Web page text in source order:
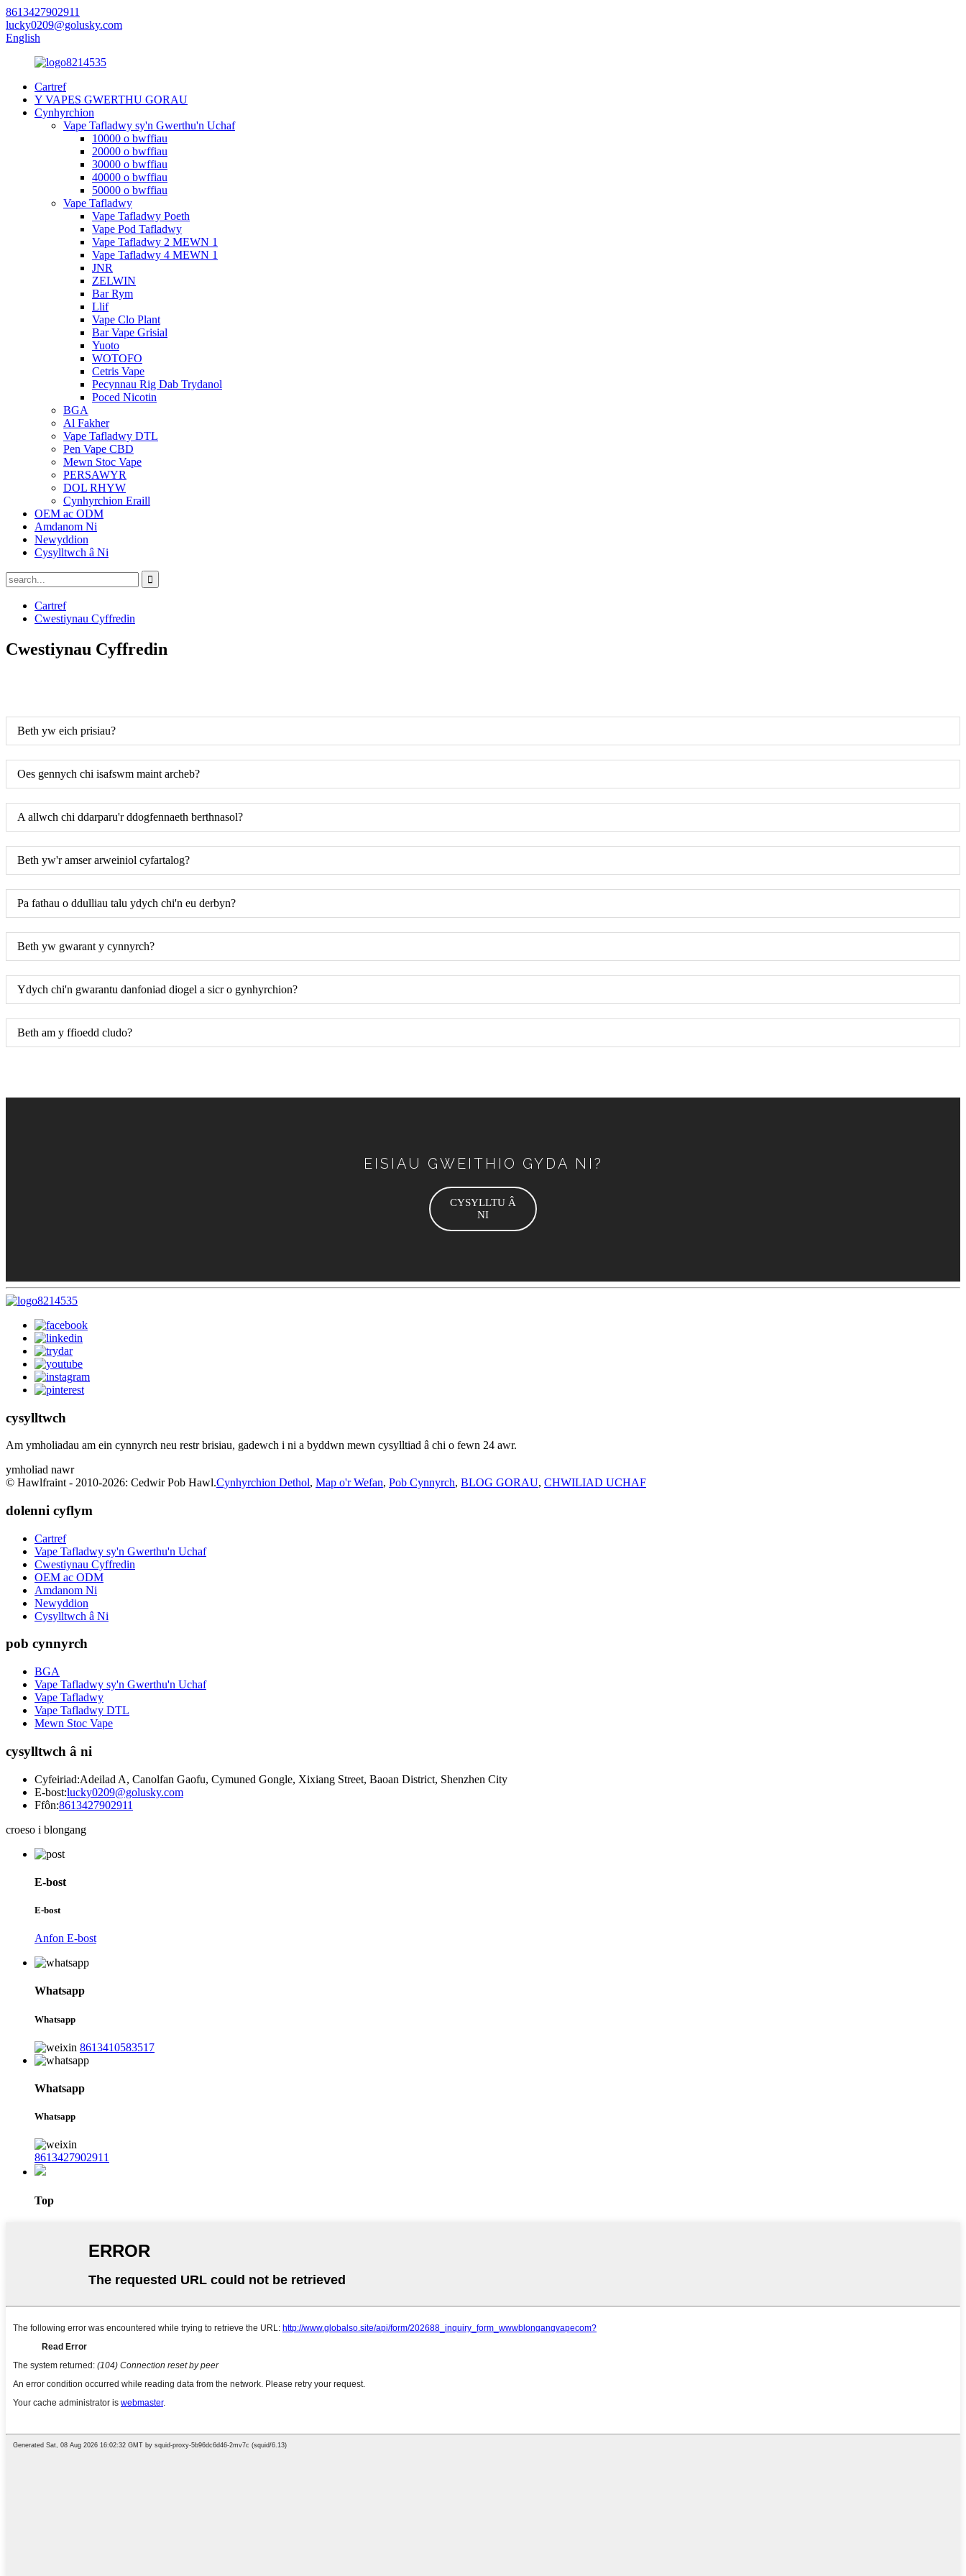
8613427902911
lucky0209@golusky.com
English
Cartref
Y VAPES GWERTHU GORAU
Cynhyrchion
Vape Tafladwy sy'n Gwerthu'n Uchaf
10000 o bwffiau
20000 o bwffiau
30000 o bwffiau
40000 o bwffiau
50000 o bwffiau
Vape Tafladwy
Vape Tafladwy Poeth
Vape Pod Tafladwy
Vape Tafladwy 2 MEWN 1
Vape Tafladwy 4 MEWN 1
JNR
ZELWIN
Bar Rym
Llif
Vape Clo Plant
Bar Vape Grisial
Yuoto
WOTOFO
Cetris Vape
Pecynnau Rig Dab Trydanol
Poced Nicotin
BGA
Al Fakher
Vape Tafladwy DTL
Pen Vape CBD
Mewn Stoc Vape
PERSAWYR
DOL RHYW
Cynhyrchion Eraill
OEM ac ODM
Amdanom Ni
Newyddion
Cysylltwch â Ni
Cartref
Cwestiynau Cyffredin
Cwestiynau Cyffredin
Beth yw eich prisiau?
Oes gennych chi isafswm maint archeb?
A allwch chi ddarparu'r ddogfennaeth berthnasol?
Beth yw'r amser arweiniol cyfartalog?
Pa fathau o ddulliau talu ydych chi'n eu derbyn?
Beth yw gwarant y cynnyrch?
Ydych chi'n gwarantu danfoniad diogel a sicr o gynhyrchion?
Beth am y ffioedd cludo?
EISIAU GWEITHIO GYDA NI?
CYSYLLTU Â
NI
cysylltwch
Am ymholiadau am ein cynnyrch neu restr brisiau, gadewch i ni a byddwn mewn cysylltiad â chi o fewn 24 awr.
ymholiad nawr
© Hawlfraint - 2010-2026: Cedwir Pob Hawl.Cynhyrchion Dethol, Map o'r Wefan, Pob Cynnyrch, BLOG GORAU, CHWILIAD UCHAF
dolenni cyflym
Cartref
Vape Tafladwy sy'n Gwerthu'n Uchaf
Cwestiynau Cyffredin
OEM ac ODM
Amdanom Ni
Newyddion
Cysylltwch â Ni
pob cynnyrch
BGA
Vape Tafladwy sy'n Gwerthu'n Uchaf
Vape Tafladwy
Vape Tafladwy DTL
Mewn Stoc Vape
cysylltwch â ni
Cyfeiriad:Adeilad A, Canolfan Gaofu, Cymuned Gongle, Xixiang Street, Baoan District, Shenzhen City
E-bost:lucky0209@golusky.com
Ffôn:8613427902911
croeso i blongang
E-bost
E-bost
Anfon E-bost
Whatsapp
Whatsapp
8613410583517
Whatsapp
Whatsapp
8613427902911
Top